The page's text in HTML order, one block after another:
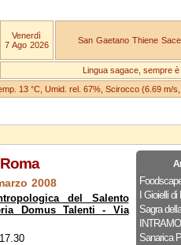
Venerdì
7 Ago 2026
San Gaetano Thiene
Lingua sagace, sempre è
13 °C, Umid. rel. 67%, Scirocco (6.69 m/
I Gioielli
Sagra
Sanarica
2008
del Salento
Domus Talenti - Via